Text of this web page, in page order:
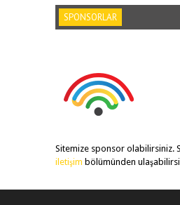
SPONSORLAR
Sitemize sponsor olabilirsiniz.
iletişim bölümünden